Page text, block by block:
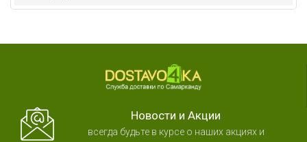
Новости и Акции
всегда будьте в курсе о наших акциях и